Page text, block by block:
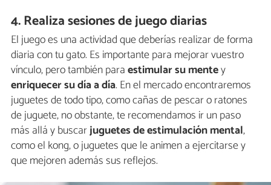
4. Realiza sesiones de juego diarias
El juego es una actividad que deberías realizar de forma
diaria con tu gato. Es importante para mejorar vuestro
vínculo, pero también paraestimular su mentey
enriquecer su día a día. En el mercado encontraremos
juguetes de todo tipo, como cañas de pescar o ratones
de juguete, no obstante, te recomendamos ir un paso
más allá y buscarjuguetes de estimulación mental,
como el kong, o juguetes que le animen a ejercitarse y
que mejoren además sus reflejos.